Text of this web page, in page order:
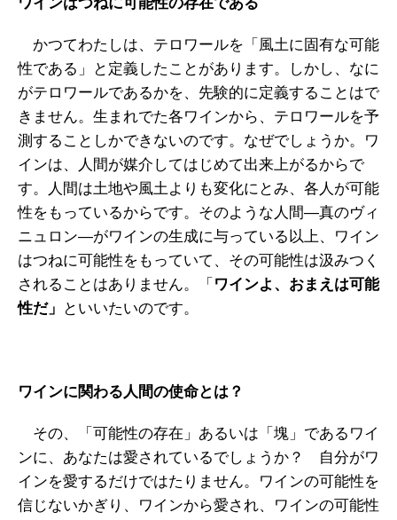
かつてわたしは、テロワールを「風土に固有な可能
性である」と定義したことがあります。しかし、なに
がテロワールであるかを、先験的に定義することはで
きません。生まれでた各ワインから、テロワールを予
測することしかできないのです。なぜでしょうか。ワ
インは、人間が媒介してはじめて出来上がるからで
す。人間は土地や風土よりも変化にとみ、各人が可能
性をもっているからです。そのような人間―真のヴィ
ニュロン―がワインの生成に与っている以上、ワイン
はつねに可能性をもっていて、その可能性は汲みつく
されることはありません。「 ワインよ、おまえは可能
性だ」
といいたいのです。
ワインに関わる人間の使命とは？
その、「可能性の存在」あるいは「塊」であるワイ
ンに、あなたは愛されているでしょうか？ 自分がワ
インを愛するだけではたりません。ワインの可能性を
信じないかぎり、ワインから愛され、ワインの可能性